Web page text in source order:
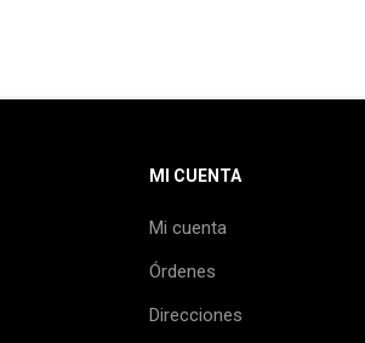
MI CUENTA
Mi cuenta
Órdenes
Direcciones